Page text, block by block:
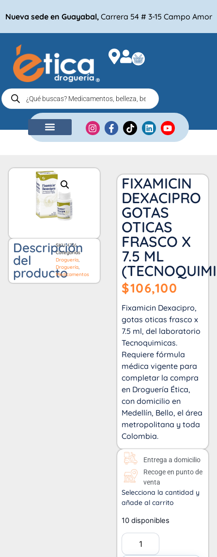
Nueva sede en Guayabal, Carrera 54 # 3-15 Campo Amor
Descripción
del
producto
SKU4736
Categorías
Droguería
Droguería
Medicamentos
FIXAMICIN
DEXACIPRO
GOTAS
OTICAS
FRASCO X
7.5 ML
$106,100
Fixamicin Dexacipro,
gotas oticas frasco x
7.5 ml, del laboratorio
Tecnoquimicas.
Requiere fórmula
médica vigente para
completar la compra
en Droguería Ética,
con domicilio en
Medellín, Bello, el área
metropolitana y toda
Colombia.
Entrega a domicilio
Recoge en punto de
venta
Selecciona la cantidad y
añade al carrito
10 disponibles